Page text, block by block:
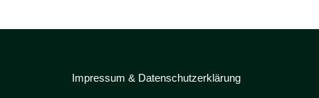
Impressum & Datenschutzerklärung